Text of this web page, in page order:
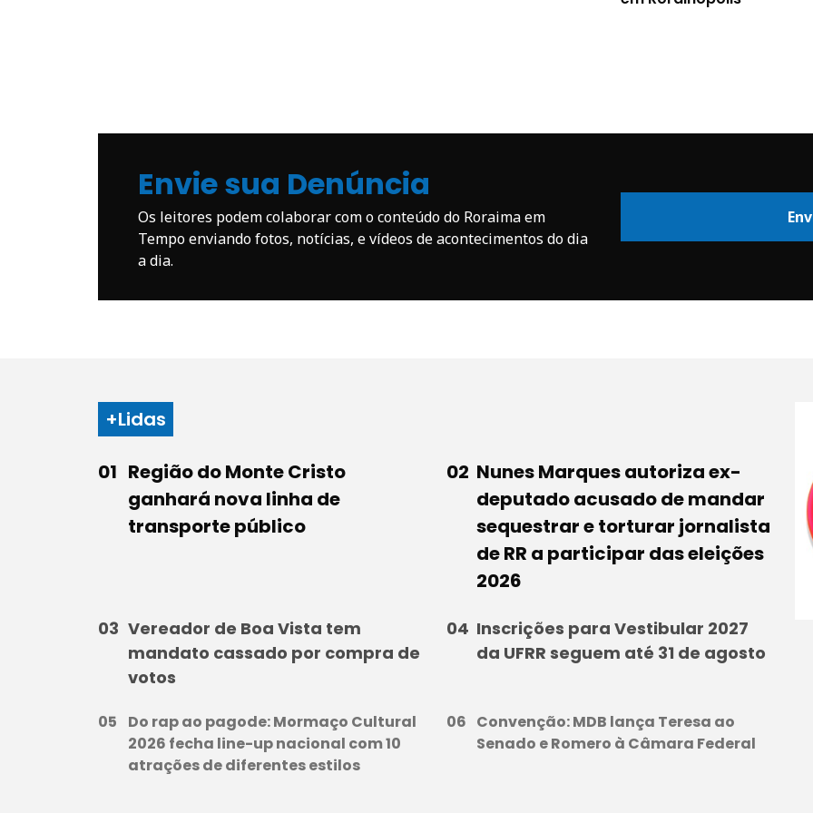
Envie sua Denúncia
Os leitores podem colaborar com o conteúdo do Roraima em
Tempo enviando fotos, notícias, e vídeos de acontecimentos do dia
a dia.
+Lidas
Região do Monte Cristo
ganhará nova linha de
transporte público
Nunes Marques autoriza ex-
deputado acusado de mandar
sequestrar e torturar jornalista
de RR a participar das eleições
2026
Vereador de Boa Vista tem
mandato cassado por compra de
votos
Inscrições para Vestibular 2027
da UFRR seguem até 31 de agosto
Do rap ao pagode: Mormaço Cultural
2026 fecha line-up nacional com 10
atrações de diferentes estilos
Convenção: MDB lança Teresa ao
Senado e Romero à Câmara Federal